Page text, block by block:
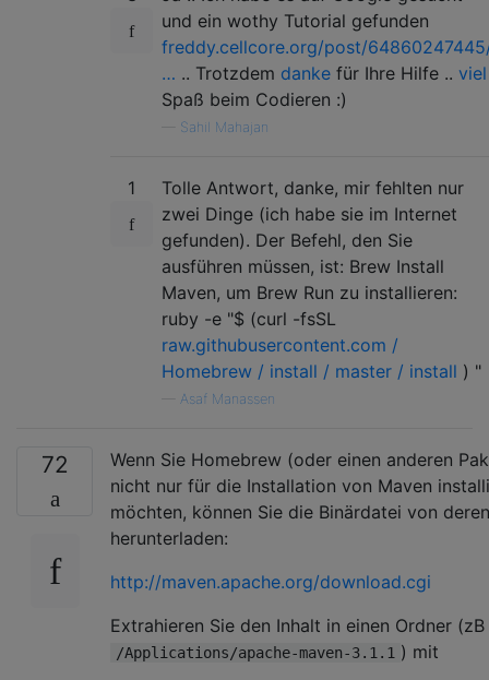
und ein wothy Tutorial gefunden
freddy.cellcore.org/post/
… .. Trotzdem danke für Ihre Hilfe .. viel
Spaß beim Codieren :)
Sahil Mahajan
1
Tolle Antwort, danke, mir fehlten nur
zwei Dinge (ich habe sie im Internet
gefunden). Der Befehl, den Sie
ausführen müssen, ist: Brew Install
Maven, um Brew Run zu installieren:
ruby ​​-e "$ (curl -fsSL
raw.githubusercontent.com /
Homebrew / install / master / install ) "
Asaf Manassen
72
Wenn Sie Homebrew (oder einen anderen
nicht nur für die Installation von Maven
möchten, können Sie die Binärdatei von
herunterladen:
http://maven.apache.org/download.cgi
Extrahieren Sie den Inhalt in einen Ordner (zB
/Applications/apache-maven-3.1.1 ) mit